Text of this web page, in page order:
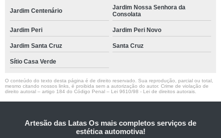
Jardim Centenário
Jardim Nossa Senhora da
Consolata
Jardim Peri Jardim Peri Novo
Jardim Santa Cruz Santa Cruz
Sítio Casa Verde
O conteúdo do texto desta página é de direito reservado. Sua reprodução, parcial ou total,
mesmo citando nossos links, é proibida sem a autorização do autor. Crime de violação de
direito autoral – artigo 184 do Código Penal – Lei 9610/98 - Lei de direitos autorais
Artesão das Latas Os mais completos serviços de
estética automotiva!